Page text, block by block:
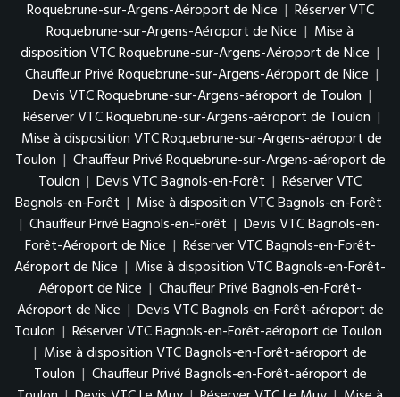
Roquebrune-sur-Argens-Aéroport de Nice | Réserver VTC
Roquebrune-sur-Argens-Aéroport de Nice | Mise à
disposition VTC Roquebrune-sur-Argens-Aéroport de Nice |
Chauffeur Privé Roquebrune-sur-Argens-Aéroport de Nice |
Devis VTC Roquebrune-sur-Argens-aéroport de Toulon |
Réserver VTC Roquebrune-sur-Argens-aéroport de Toulon |
Mise à disposition VTC Roquebrune-sur-Argens-aéroport de
Toulon | Chauffeur Privé Roquebrune-sur-Argens-aéroport de
Toulon | Devis VTC Bagnols-en-Forêt | Réserver VTC
Bagnols-en-Forêt | Mise à disposition VTC Bagnols-en-Forêt
| Chauffeur Privé Bagnols-en-Forêt | Devis VTC Bagnols-en-
Forêt-Aéroport de Nice | Réserver VTC Bagnols-en-Forêt-
Aéroport de Nice | Mise à disposition VTC Bagnols-en-Forêt-
Aéroport de Nice | Chauffeur Privé Bagnols-en-Forêt-
Aéroport de Nice | Devis VTC Bagnols-en-Forêt-aéroport de
Toulon | Réserver VTC Bagnols-en-Forêt-aéroport de Toulon
| Mise à disposition VTC Bagnols-en-Forêt-aéroport de
Toulon | Chauffeur Privé Bagnols-en-Forêt-aéroport de